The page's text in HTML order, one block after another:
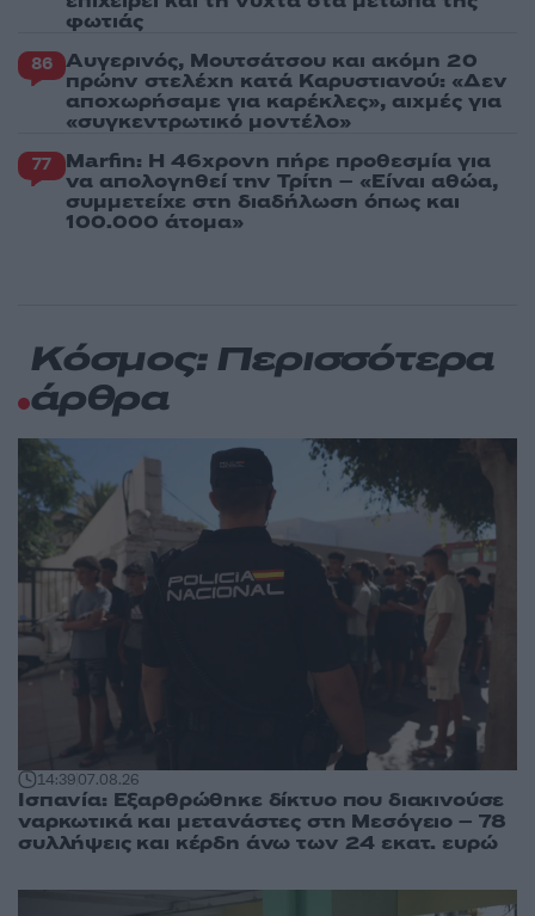
φωτιάς
86 Αυγερινός, Μουτσάτσου και ακόμη 20
πρώην στελέχη κατά Καρυστιανού: «Δεν
αποχωρήσαμε για καρέκλες», αιχμές για
«συγκεντρωτικό μοντέλο»
77 Marfin: Η 46χρονη πήρε προθεσμία για
να απολογηθεί την Τρίτη – «Είναι αθώα,
συμμετείχε στη διαδήλωση όπως και
100.000 άτομα»
Κόσμος: Περισσότερα
άρθρα
14:3907.08.26
Ισπανία: Εξαρθρώθηκε δίκτυο που διακινούσε
ναρκωτικά και μετανάστες στη Μεσόγειο – 78
συλλήψεις και κέρδη άνω των 24 εκατ. ευρώ